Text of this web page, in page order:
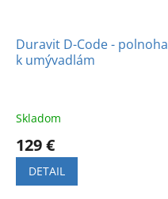
Duravit D-Code - polnoha
k umývadlám
Skladom
129 €
DETAIL